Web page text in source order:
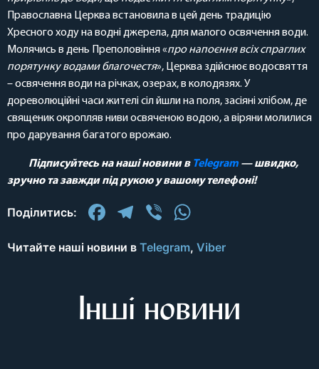
Православна Церква встановила в цей день традицію
Хресного ходу на водні джерела, для малого освячення води.
Молячись в день Преполовіння «про напоєння всіх спраглих
порятунку водами благочестя», Церква здійснює водосвяття
– освячення води на річках, озерах, в колодязях. У
дореволюційні часи жителі сіл йшли на поля, засіяні хлібом, де
священик окропляв ниви освяченою водою, а віряни молилися
про дарування багатого врожаю.
Підписуйтесь на наші новини в Telegram — швидко,
зручно та завжди під рукою у вашому телефоні!
Поділитись: Facebook
Telegram
Viber
Читайте наші новини в Telegram, Viber
Інші новини